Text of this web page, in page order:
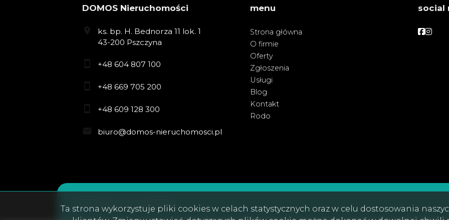
DOMOS Nieruchomości
ks. bp. H. Bednorza 11 lok. 1
43-200 Pszczyna
+48 604 807 100
+48 669 705 200
+48 609 128 300
biuro@domos-nieruchomosci.pl
menu
Strona główna
O firmie
Oferty
Zgłoszenia
Usługi
Blog
Kontakt
Rodo
social
Ta strona wykorzystuje pliki cookies w celach statystycznych oraz w celu dostosowania